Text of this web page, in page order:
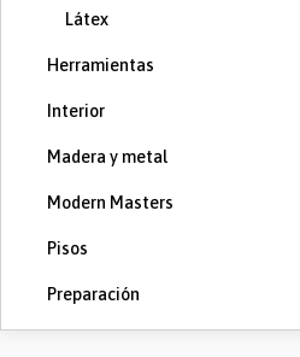
Látex
Herramientas
Interior
Madera y metal
Modern Masters
Pisos
Preparación